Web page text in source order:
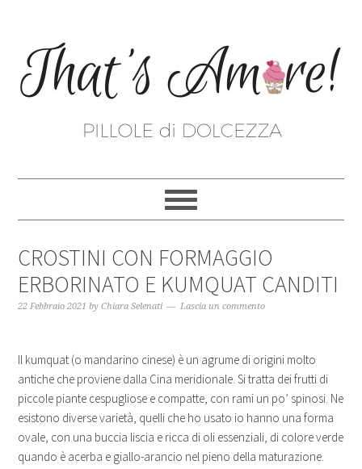
CROSTINI CON FORMAGGIO
ERBORINATO E KUMQUAT CANDITI
22 Febbraio 2021 byChiara Selenati Lascia un commento
Il kumquat (o mandarino cinese) è un agrume di origini molto
antiche che proviene dalla Cina meridionale. Si tratta dei frutti di
piccole piante cespugliose e compatte, con rami un po’ spinosi. Ne
esistono diverse varietà, quelli che ho usato io hanno una forma
ovale, con una buccia liscia e ricca di oli essenziali, di colore verde
quando è acerba e giallo-arancio nel pieno della maturazione.